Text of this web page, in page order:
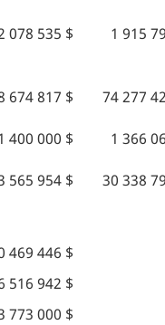
078 535 $ 1 915
674 817 $ 74 277
400 000 $
1 366
565 954 $ 30 338
469 446 $
516 942 $
773 000 $